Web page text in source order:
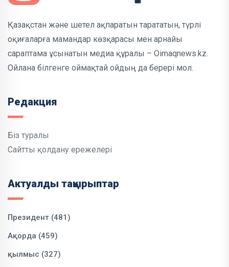
Қазақстан және шетел ақпаратын тарататын, түрлі
оқиғаларға мамандар көзқарасы мен арнайы
сараптама ұсынатын медиа құралы – Oimaqnews.kz.
Ойлана білгенге оймақтай ойдың да берері мол.
Редакция
Біз туралы
Сайтты қолдану ережелері
Актуалды тақырыптар
Президент (481)
Ақорда (459)
қылмыс (327)